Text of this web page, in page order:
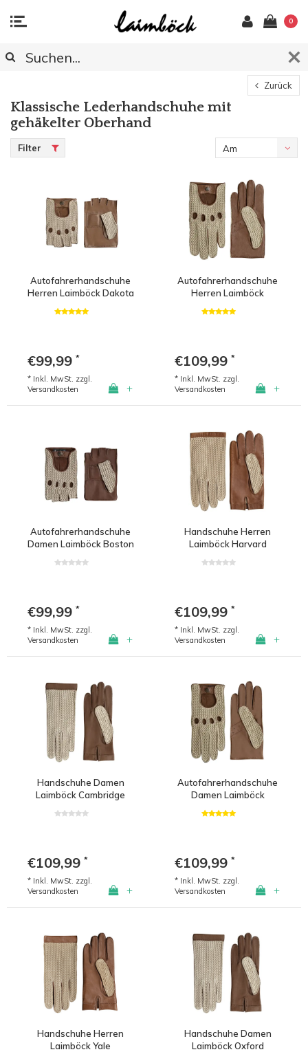
0
Zurück
Klassische Lederhandschuhe mit
gehäkelter Oberhand
Filter
Am
angesehen
Autofahrerhandschuhe
Herren Laimböck Dakota
€99,99 *
* Inkl. MwSt. zzgl.
Versandkosten
+
Autofahrerhandschuhe
Herren Laimböck
€109,99 *
* Inkl. MwSt. zzgl.
Versandkosten
+
Autofahrerhandschuhe
Damen Laimböck Boston
€99,99 *
* Inkl. MwSt. zzgl.
Versandkosten
+
Handschuhe Herren
Laimböck Harvard
€109,99 *
* Inkl. MwSt. zzgl.
Versandkosten
+
Handschuhe Damen
Laimböck Cambridge
€109,99 *
* Inkl. MwSt. zzgl.
Versandkosten
+
Autofahrerhandschuhe
Damen Laimböck
€109,99 *
* Inkl. MwSt. zzgl.
Versandkosten
+
Handschuhe Herren
Laimböck Yale
Handschuhe Damen
Laimböck Oxford